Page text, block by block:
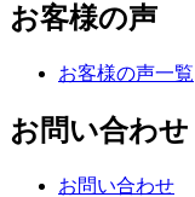
お客様の声
お客様の声一覧
お問い合わせ
お問い合わせ